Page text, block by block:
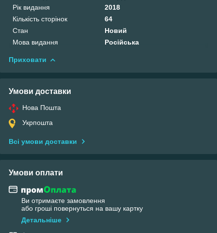
Рік видання
2018
Кількість сторінок
64
Стан
Новий
Мова видання
Російська
Приховати
Умови доставки
Нова Пошта
Укрпошта
Всі умови доставки
Умови оплати
Ви отримаєте замовлення
або гроші повернуться на вашу картку
Детальніше